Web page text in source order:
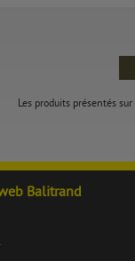
Les produits présentés
Balitrand